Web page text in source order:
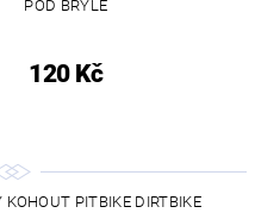
POD BRÝLE
120 Kč
KOHOUT PITBIKE DIRTBIKE